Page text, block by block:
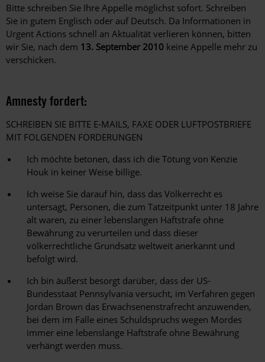
Bitte schreiben Sie Ihre Appelle möglichst sofort. Schreiben
Sie in gutem Englisch oder auf Deutsch. Da Informationen in
Urgent Actions schnell an Aktualität verlieren können, bitten
wir Sie, nach dem 13. September 2010 keine Appelle mehr zu
verschicken.
Amnesty fordert:
SCHREIBEN SIE BITTE E-MAILS, FAXE ODER LUFTPOSTBRIEFE
MIT FOLGENDEN FORDERUNGEN
Ich möchte betonen, dass ich die Tötung von Kenzie
Houk in keiner Weise billige.
Ich weise Sie darauf hin, dass das Völkerrecht es
untersagt, Personen, die zum Tatzeitpunkt unter 18 Jahre
alt waren, zu einer lebenslangen Haftstrafe ohne
Bewährung zu verurteilen und dass dieser
völkerrechtliche Grundsatz weltweit anerkannt und
befolgt wird.
Ich bin äußerst besorgt darüber, dass der US-
Bundesstaat Pennsylvania versucht, im Verfahren gegen
Jordan Brown das Erwachsenenstrafrecht anzuwenden,
bei dem im Falle eines Schuldspruchs wegen Mordes
immer eine lebenslange Haftstrafe ohne Bewährung
verhängt werden muss.